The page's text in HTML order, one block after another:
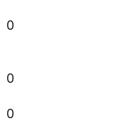
0
0
0